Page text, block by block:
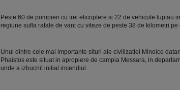
Peste 60 de pompieri cu trei elicoptere si 22 de vehicule luptau
regiune sufla rafale de vant cu viteze de peste 38 de kilometri pe
Unul dintre cele mai importante situri ale civilizatiei Minoice
Phaistos este situat in apropiere de campia Messara, in
unde a izbucnit initial incendiul.